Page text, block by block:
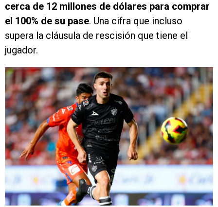
cerca de 12 millones de dólares para comprar
el 100% de su pase. Una cifra que incluso
supera la cláusula de rescisión que tiene el
jugador.